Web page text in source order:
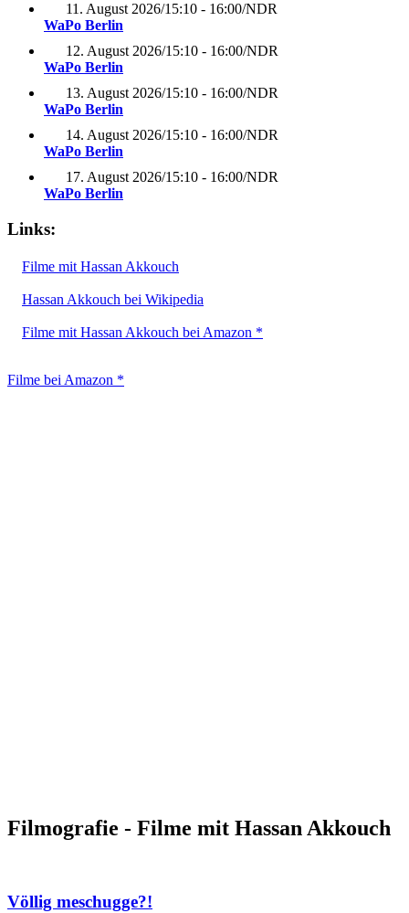
11. August 2026/15:10 - 16:00/NDR
WaPo Berlin
12. August 2026/15:10 - 16:00/NDR
WaPo Berlin
13. August 2026/15:10 - 16:00/NDR
WaPo Berlin
14. August 2026/15:10 - 16:00/NDR
WaPo Berlin
17. August 2026/15:10 - 16:00/NDR
WaPo Berlin
Links:
Filme mit Hassan Akkouch
Hassan Akkouch bei Wikipedia
Filme mit Hassan Akkouch bei Amazon *
Filme bei Amazon *
Filmografie - Filme mit Hassan Akkouch
Völlig meschugge?!